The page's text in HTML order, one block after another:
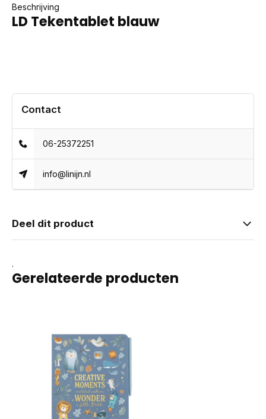
Beschrijving
LD Tekentablet blauw
Contact
06-25372251
info@linijn.nl
Deel dit product
.
Gerelateerde producten